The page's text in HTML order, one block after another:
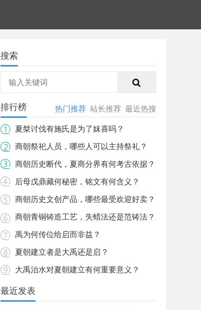
搜索
排行榜 热门推荐 站长推荐 最近热搜
夏桀讨伐有施氏是为了妺喜吗？
商朝祭祀人员，哪些人可以主持祭礼？
商朝历史断代，夏商分界有何考古依据？
后母戊鼎藏何秘密，铭文有何含义？
商朝历史文创产品，哪些最受欢迎好卖？
商朝青铜铸造工艺，失蜡法还是范铸法？
禹为何传位给启而非益？
夏朝建立者是大禹还是启？
大禹治水对夏朝建立有何重要意义？
最近发表